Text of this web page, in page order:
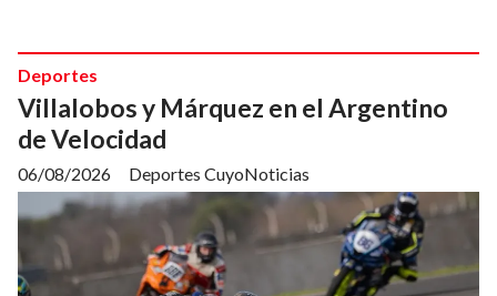
Villalobos y Márquez en el Argentino
de Velocidad
Deportes CuyoNoticias
Deportes
06/08/2026